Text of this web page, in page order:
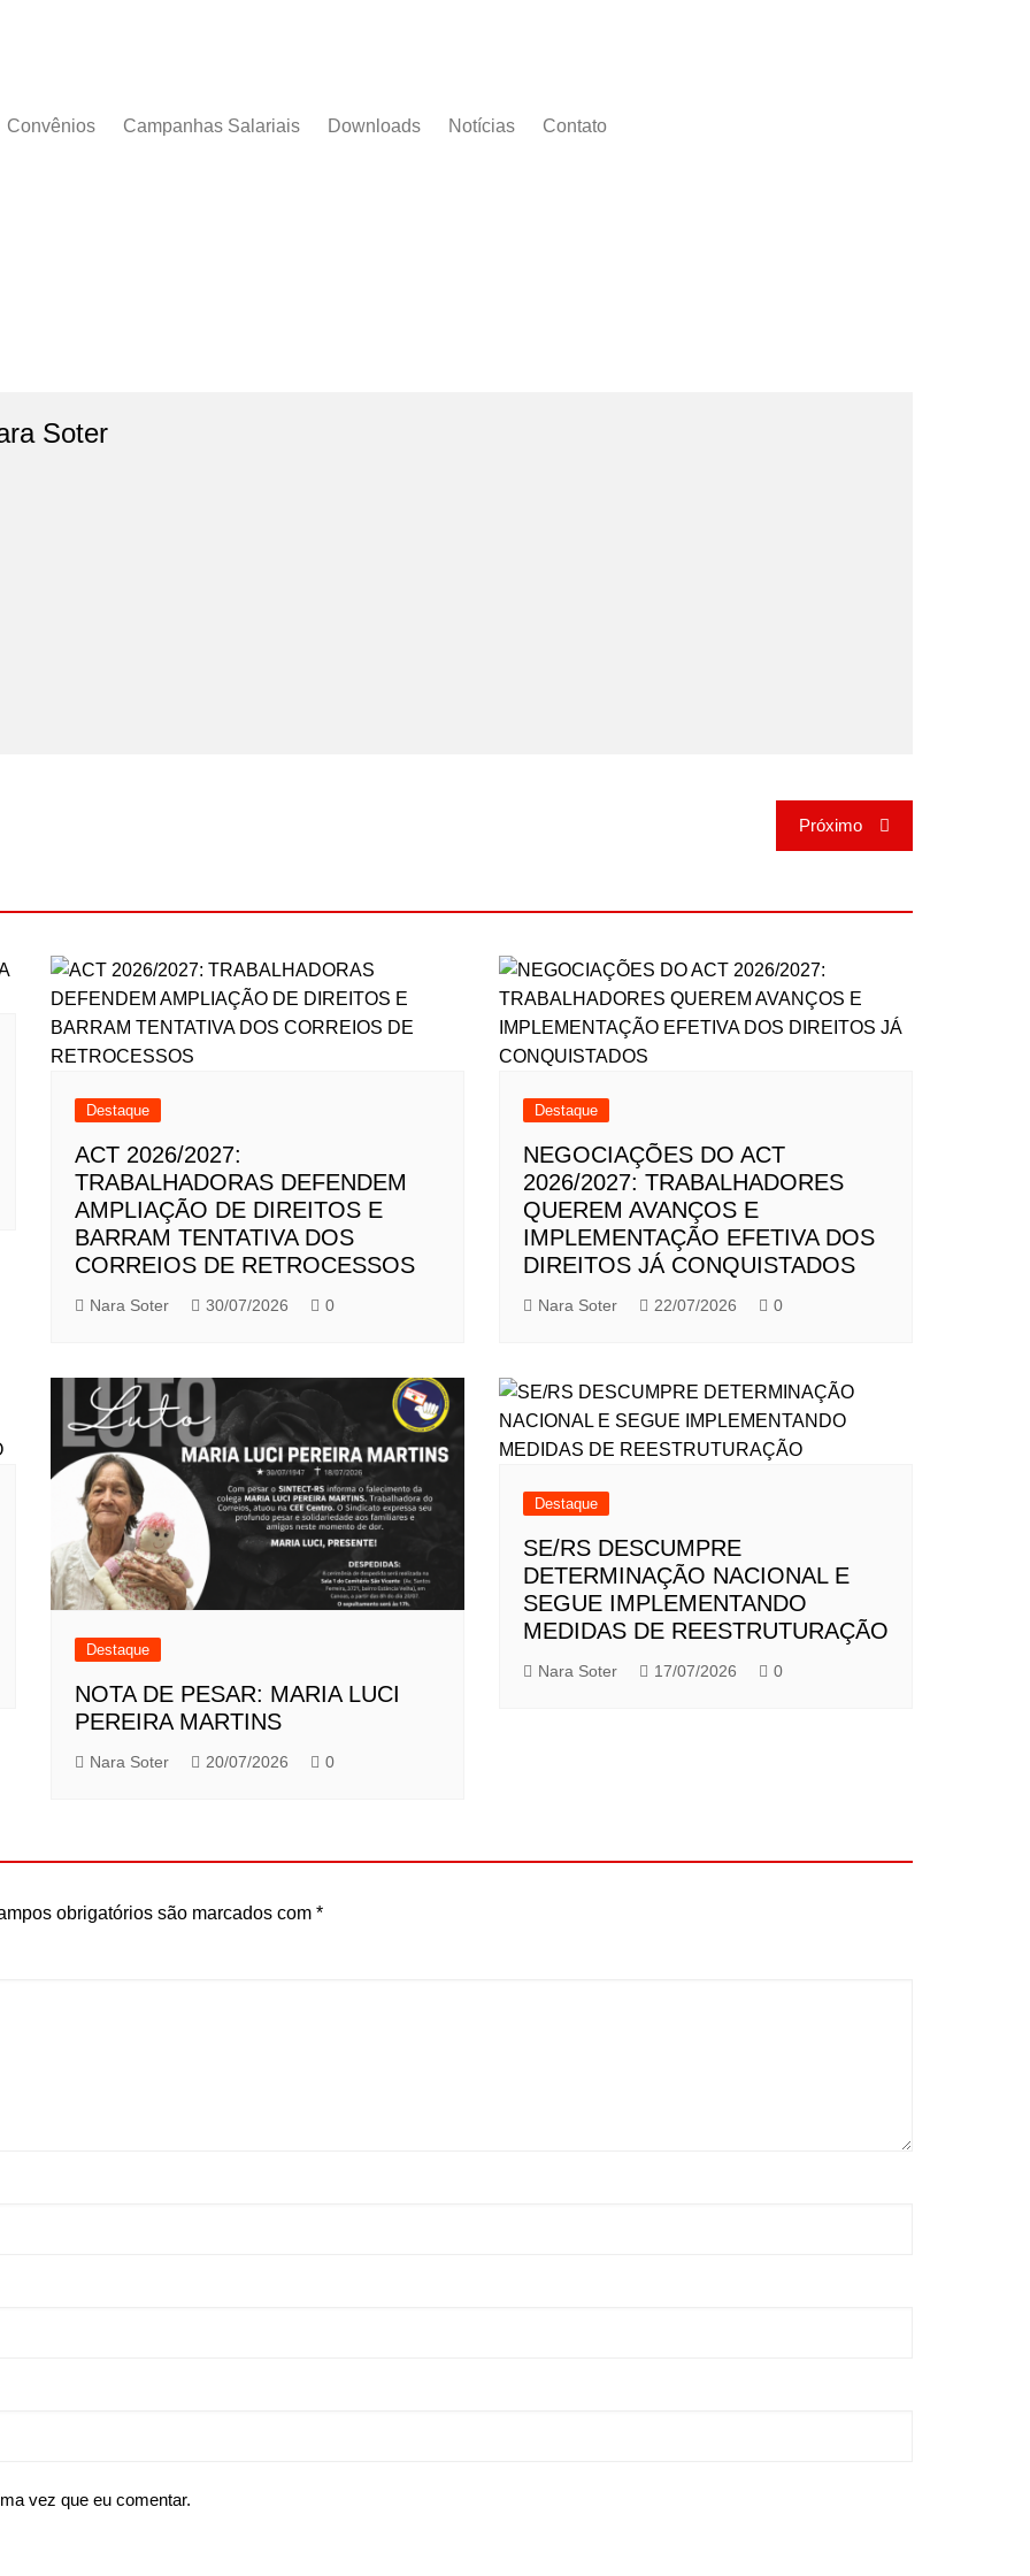
Convênios Campanhas Salariais Downloads Notícias Contato
Soter
Próximo
Destaque
ACT 2026/2027:
TRABALHADORAS DEFENDEM
AMPLIAÇÃO DE DIREITOS E
BARRAM TENTATIVA DOS
CORREIOS DE RETROCESSOS
Nara Soter 30/07/2026 0
Destaque
NEGOCIAÇÕES DO ACT
2026/2027: TRABALHADORES
QUEREM AVANÇOS E
IMPLEMENTAÇÃO EFETIVA DOS
DIREITOS JÁ CONQUISTADOS
Nara Soter 22/07/2026 0
Destaque
NOTA DE PESAR: MARIA LUCI
PEREIRA MARTINS
Nara Soter 20/07/2026 0
Destaque
SE/RS DESCUMPRE
DETERMINAÇÃO NACIONAL E
SEGUE IMPLEMENTANDO
MEDIDAS DE REESTRUTURAÇÃO
Nara Soter 17/07/2026 0
obrigatórios são marcados com *
vez que eu comentar.